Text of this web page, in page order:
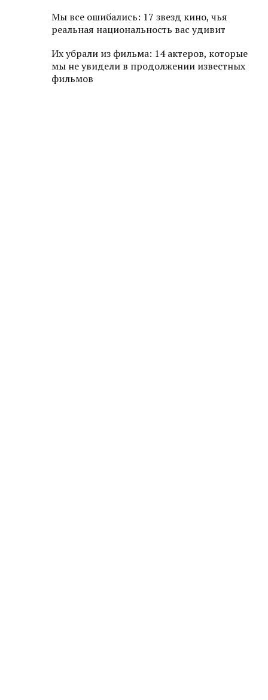
Мы все ошибались: 17 звезд кино, чья
реальная национальность вас удивит
Их убрали из фильма: 14 актеров, которые
мы не увидели в продолжении известных
фильмов